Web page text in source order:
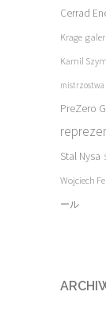
Cerrad
Krage
Kamil
mistrzostwa
PreZero
Stal Nysa
Wojciech
ール